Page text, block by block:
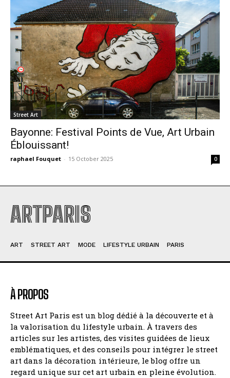
Street Art
Bayonne: Festival Points de Vue, Art Urbain
Éblouissant!
raphael Fouquet - 15 October 2025 0
ARTPARIS
ART STREET ART MODE LIFESTYLE URBAIN PARIS
À PROPOS
Street Art Paris est un blog dédié à la découverte et à
la valorisation du lifestyle urbain. À travers des
articles sur les artistes, des visites guidées de lieux
emblématiques, et des conseils pour intégrer le street
art dans la décoration intérieure, le blog offre un
regard unique sur cet art urbain en pleine évolution.